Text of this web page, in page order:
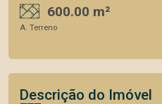
600.00 m²
A. Terreno
Descrição do Imóvel